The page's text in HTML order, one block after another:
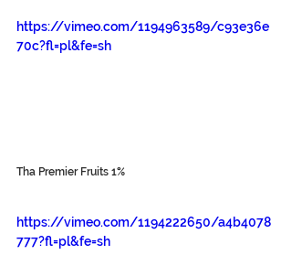
https://vimeo.com/1194963589/c93e36e
70c?fl=pl&fe=sh
Tha Premier Fruits 1%
https://vimeo.com/1194222650/a4b4078
777?fl=pl&fe=sh